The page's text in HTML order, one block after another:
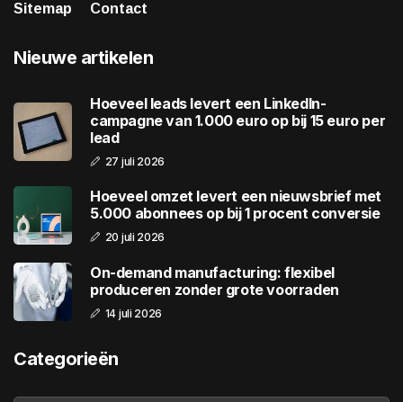
Sitemap
Contact
Nieuwe artikelen
Hoeveel leads levert een LinkedIn-
campagne van 1.000 euro op bij 15 euro per
lead
27 juli 2026
Hoeveel omzet levert een nieuwsbrief met
5.000 abonnees op bij 1 procent conversie
20 juli 2026
On-demand manufacturing: flexibel
produceren zonder grote voorraden
14 juli 2026
Categorieën